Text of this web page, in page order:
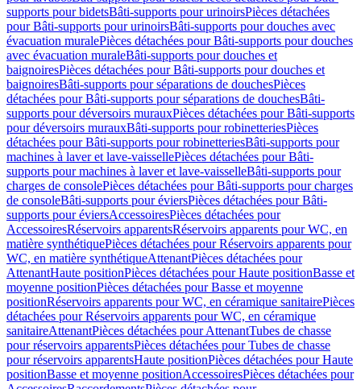
supports pour bidetsBâti-supports pour urinoirsPièces détachées
pour Bâti-supports pour urinoirsBâti-supports pour douches avec
évacuation muralePièces détachées pour Bâti-supports pour douches
avec évacuation muraleBâti-supports pour douches et
baignoiresPièces détachées pour Bâti-supports pour douches et
baignoiresBâti-supports pour séparations de douchesPièces
détachées pour Bâti-supports pour séparations de douchesBâti-
supports pour déversoirs murauxPièces détachées pour Bâti-supports
pour déversoirs murauxBâti-supports pour robinetteriesPièces
détachées pour Bâti-supports pour robinetteriesBâti-supports pour
machines à laver et lave-vaissellePièces détachées pour Bâti-
supports pour machines à laver et lave-vaisselleBâti-supports pour
charges de consolePièces détachées pour Bâti-supports pour charges
de consoleBâti-supports pour éviersPièces détachées pour Bâti-
supports pour éviersAccessoiresPièces détachées pour
AccessoiresRéservoirs apparentsRéservoirs apparents pour WC, en
matière synthétiquePièces détachées pour Réservoirs apparents pour
WC, en matière synthétiqueAttenantPièces détachées pour
AttenantHaute positionPièces détachées pour Haute positionBasse et
moyenne positionPièces détachées pour Basse et moyenne
positionRéservoirs apparents pour WC, en céramique sanitairePièces
détachées pour Réservoirs apparents pour WC, en céramique
sanitaireAttenantPièces détachées pour AttenantTubes de chasse
pour réservoirs apparentsPièces détachées pour Tubes de chasse
pour réservoirs apparentsHaute positionPièces détachées pour Haute
positionBasse et moyenne positionAccessoiresPièces détachées pour